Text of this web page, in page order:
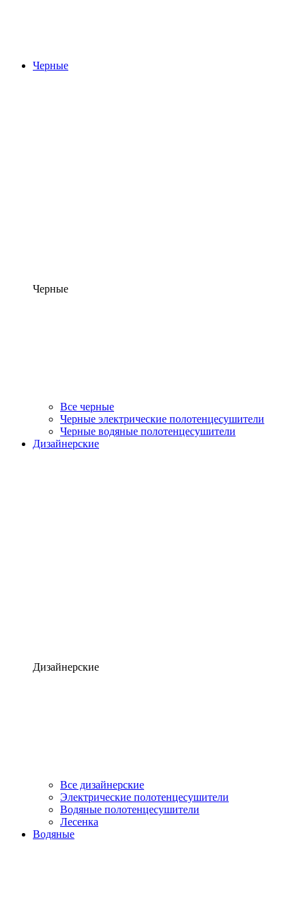
Черные
Черные
Все черные
Черные электрические полотенцесушители
Черные водяные полотенцесушители
Дизайнерские
Дизайнерские
Все дизайнерские
Электрические полотенцесушители
Водяные полотенцесушители
Лесенка
Водяные